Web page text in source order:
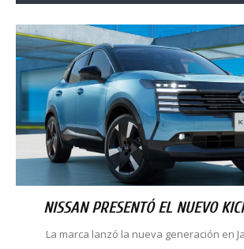
NISSAN PRESENTÓ EL NUEVO
La marca lanzó la nueva generación en